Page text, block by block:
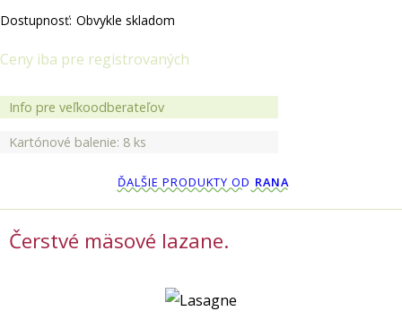
Dostupnosť: Obvykle skladom
Ceny iba pre registrovaných
Info pre veľkoodberateľov
Kartónové balenie: 8 ks
ĎALŠIE PRODUKTY OD RANA
Čerstvé mäsové lazane.